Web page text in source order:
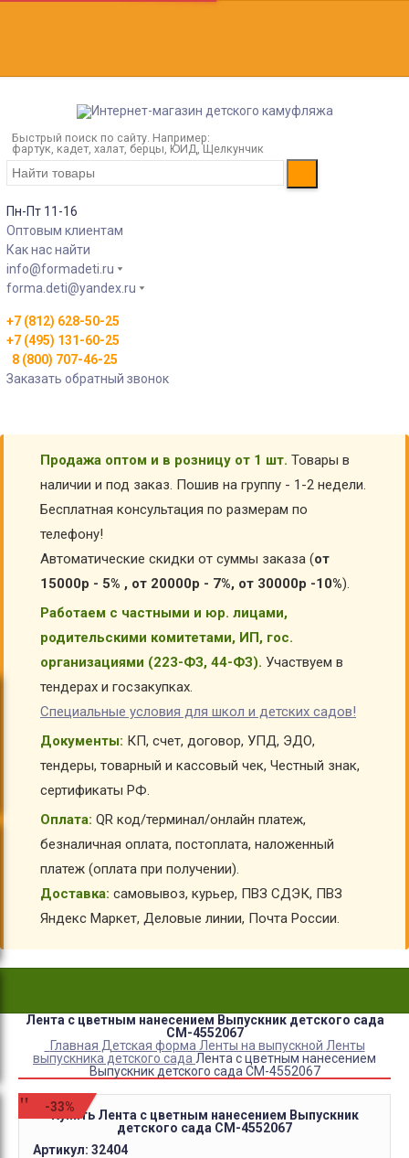
Быстрый поиск по сайту. Например:
фартук, кадет, халат, берцы, ЮИД, Щелкунчик
Пн-Пт 11-16
Оптовым клиентам
Как нас найти
info@formadeti.ru
forma.deti@yandex.ru
+7 (812) 628-50-25
+7 (495) 131-60-25
8 (800) 707-46-25
Заказать обратный звонок
Продажа оптом и в розницу от 1 шт. Товары в
наличии и под заказ. Пошив на группу - 1-2 недели.
Бесплатная консультация по размерам по
телефону!
Автоматические скидки от суммы заказа (от
15000р - 5% , от 20000р - 7%, от 30000р -10%).
Работаем с частными и юр. лицами,
родительскими комитетами, ИП, гос.
организациями (223-ФЗ, 44-ФЗ). Участвуем в
тендерах и госзакупках.
Специальные условия для школ и детских садов!
Документы: КП, счет, договор, УПД, ЭДО,
тендеры, товарный и кассовый чек, Честный знак,
сертификаты РФ.
Оплата: QR код/терминал/онлайн платеж,
безналичная оплата, постоплата, наложенный
платеж (оплата при получении).
Доставка: самовывоз, курьер, ПВЗ СДЭК, ПВЗ
Яндекс Маркет, Деловые линии, Почта России.
Лента с цветным нанесением Выпускник детского сада
СМ-4552067
Главная Детская форма Ленты на выпускной Ленты
выпускника детского сада Лента с цветным нанесением
Выпускник детского сада СМ-4552067
-33%
Купить Лента с цветным нанесением Выпускник
детского сада СМ-4552067
Артикул: 32404